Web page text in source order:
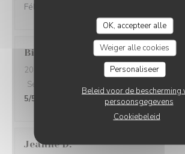
OK, accepteer alle
Weiger alle cookies
Personaliseer
Beleid voor de bescherming
persoonsgegevens
Cookiebeleid
Félicitations
Billy
2026-08-04
- 12:30 - Gasten 2
Service
5/5
Jeanne D